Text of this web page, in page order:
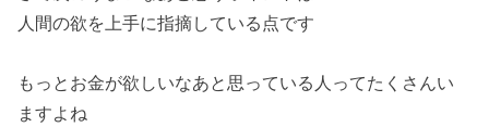
人間の欲を上手に指摘している点です
もっとお金が欲しいなあと思っている人ってたくさんい
ますよね